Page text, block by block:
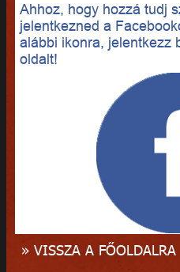
Ahhoz, hogy hozzá tudj
jelentkezned a
alábbi ikonra, jelentkezz
oldalt!
» VISSZA A FŐOLDALRA